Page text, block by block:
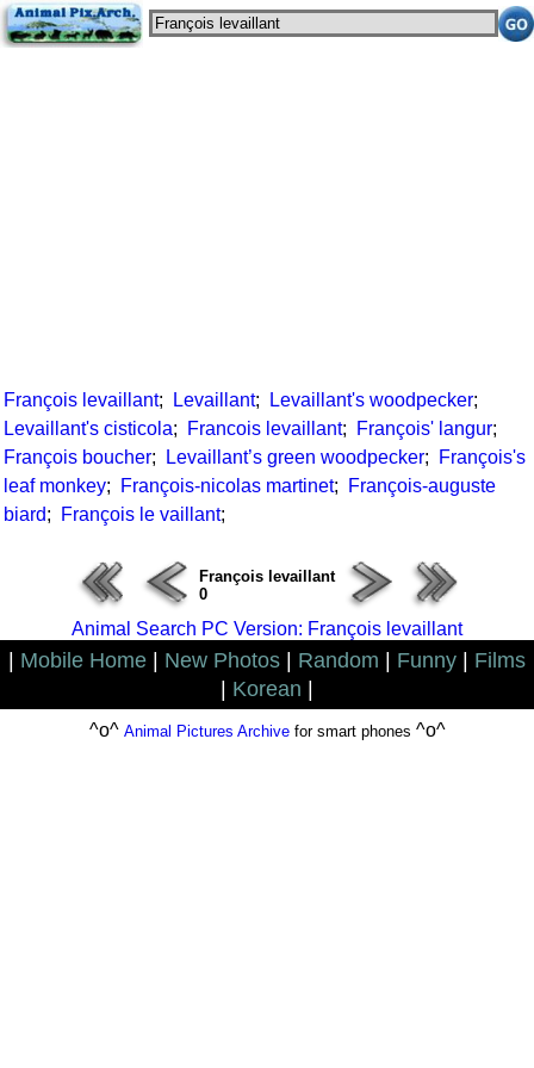
François levaillant; Levaillant; Levaillant's woodpecker;
Levaillant's cisticola; Francois levaillant; François' langur;
François boucher; Levaillant’s green woodpecker;
François's
leaf monkey; François-nicolas martinet;
François-auguste
biard; François le vaillant;
François levaillant
0
Animal Search PC Version: François levaillant
Mobile Home New Photos Random Funny
Films
Korean
^o^ Animal Pictures Archivefor smart phones ^o^